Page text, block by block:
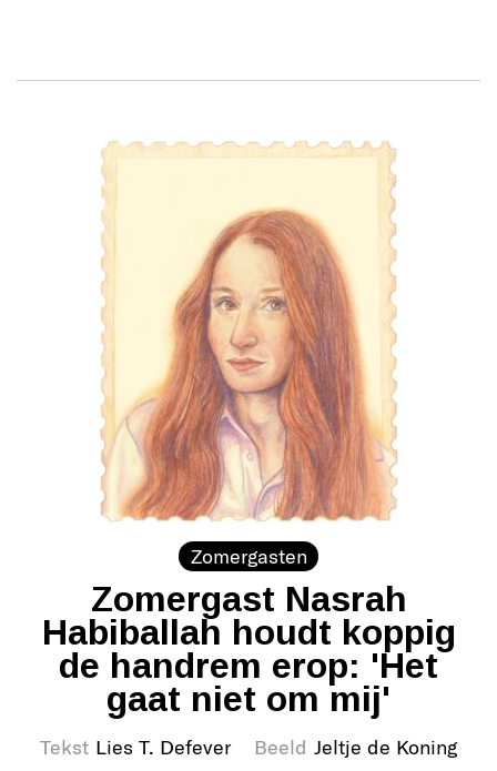
Zomergasten
Zomergast Nasrah
Habiballah houdt koppig
de handrem erop: 'Het
gaat niet om mij'
Tekst Lies T. Defever Beeld Jeltje de Koning